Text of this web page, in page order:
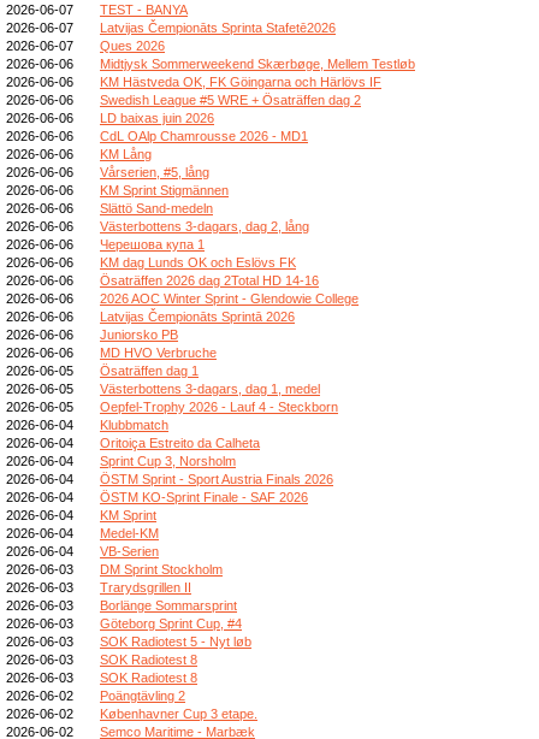
2026-06-07
TEST - BANYA
2026-06-07
Latvijas Čempionāts Sprinta Stafetē2026
2026-06-07
Ques 2026
2026-06-06
Midtjysk Sommerweekend Skærbøge, Mellem Testløb
2026-06-06
KM Hästveda OK, FK Göingarna och Härlövs IF
2026-06-06
Swedish League #5 WRE + Ösaträffen dag 2
2026-06-06
LD baixas juin 2026
2026-06-06
CdL OAlp Chamrousse 2026 - MD1
2026-06-06
KM Lång
2026-06-06
Vårserien, #5, lång
2026-06-06
KM Sprint Stigmännen
2026-06-06
Slättö Sand-medeln
2026-06-06
Västerbottens 3-dagars, dag 2, lång
2026-06-06
Черешова купа 1
2026-06-06
KM dag Lunds OK och Eslövs FK
2026-06-06
Ösaträffen 2026 dag 2Total HD 14-16
2026-06-06
2026 AOC Winter Sprint - Glendowie College
2026-06-06
Latvijas Čempionāts Sprintā 2026
2026-06-06
Juniorsko PB
2026-06-06
MD HVO Verbruche
2026-06-05
Ösaträffen dag 1
2026-06-05
Västerbottens 3-dagars, dag 1, medel
2026-06-05
Oepfel-Trophy 2026 - Lauf 4 - Steckborn
2026-06-04
Klubbmatch
2026-06-04
Oritoiça Estreito da Calheta
2026-06-04
Sprint Cup 3, Norsholm
2026-06-04
ÖSTM Sprint - Sport Austria Finals 2026
2026-06-04
ÖSTM KO-Sprint Finale - SAF 2026
2026-06-04
KM Sprint
2026-06-04
Medel-KM
2026-06-04
VB-Serien
2026-06-03
DM Sprint Stockholm
2026-06-03
Trarydsgrillen II
2026-06-03
Borlänge Sommarsprint
2026-06-03
Göteborg Sprint Cup, #4
2026-06-03
SOK Radiotest 5 - Nyt løb
2026-06-03
SOK Radiotest 8
2026-06-03
SOK Radiotest 8
2026-06-02
Poängtävling 2
2026-06-02
Københavner Cup 3 etape.
2026-06-02
Semco Maritime - Marbæk